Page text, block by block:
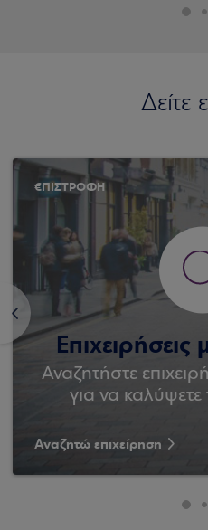
Δείτε
<
€ΠΙΣΤΡΟΦΗ
Αναζητήστε
για να καλύψετε
Αναζητώ επιχείρηση